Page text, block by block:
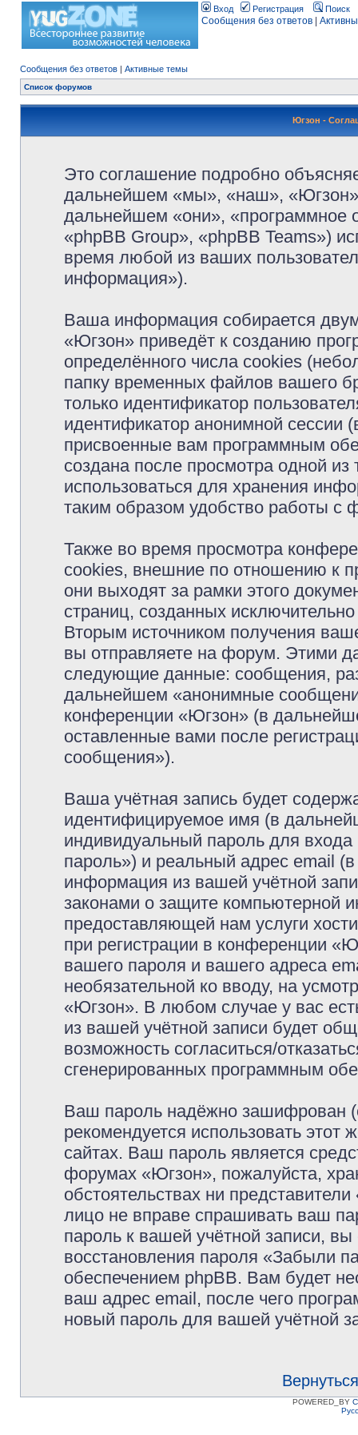
Вход Регистрация Поиск
Сообщения без ответов
Сообщения без ответов | Активные темы
Список форумов
Югзон -
Это соглашение подробно
дальнейшем «мы», «наш»,
дальнейшем «они», «программное
«phpBB Group», «phpBB Teams»)
время любой из ваших
информация»).
Ваша информация собирается
«Югзон» приведёт к созданию
определённого числа cookies
папку временных файлов вашего
только идентификатор
идентификатор анонимной сессии
присвоенные вам программным
создана после просмотра одной
использоваться для хранения
таким образом удобство работы с
Также во время просмотра
cookies, внешние по отношению к
они выходят за рамки этого
страниц, созданных
Вторым источником получения
вы отправляете на форум. Этими
следующие данные: сообщения,
дальнейшем «анонимные
конференции «Югзон» (в
оставленные вами после
сообщения»).
Ваша учётная запись будет
идентифицируемое имя (в
индивидуальный пароль для
пароль») и реальный адрес email
информация из вашей учётной
законами о защите компьютерной
предоставляющей нам услуги
при регистрации в конференции
вашего пароля и вашего адреса
необязательной ко вводу, на
«Югзон». В любом случае у вас
из вашей учётной записи будет
возможность согласиться/
сгенерированных программным
Ваш пароль надёжно зашифрован
рекомендуется использовать этот
сайтах. Ваш пароль является
форумах «Югзон», пожалуйста,
обстоятельствах ни
лицо не вправе спрашивать ваш
пароль к вашей учётной записи,
восстановления пароля «Забыли
обеспечением phpBB. Вам будет
ваш адрес email, после чего
новый пароль для вашей учётной
POWERED_BY